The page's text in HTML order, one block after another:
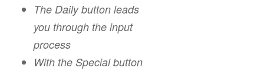
The Daily button leads
you through the input
process
With the Special button